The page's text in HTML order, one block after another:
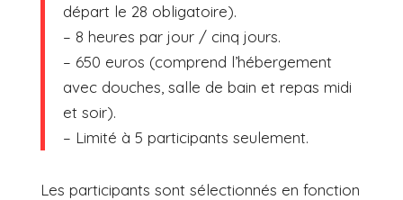
départ le 28 obligatoire).
– 8 heures par jour / cinq jours.
– 650 euros (comprend l’hébergement
avec douches, salle de bain et repas midi
et soir).
– Limité à 5 participants seulement.
Les participants sont sélectionnés en fonction